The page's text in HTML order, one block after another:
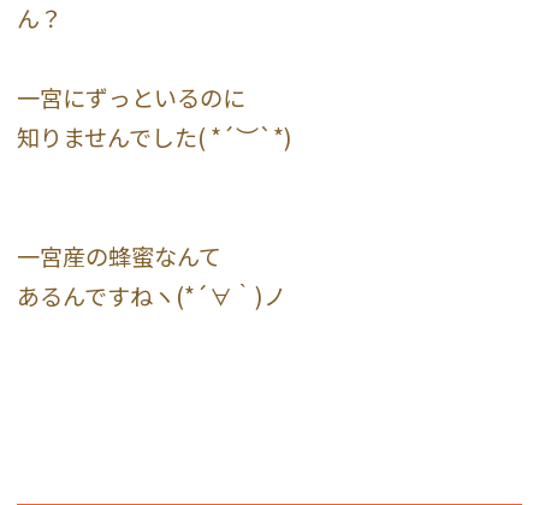
ん？
一宮にずっといるのに
知りませんでした( *´︶`*)
一宮産の蜂蜜なんて
あるんですねヽ(*´∀｀)ノ